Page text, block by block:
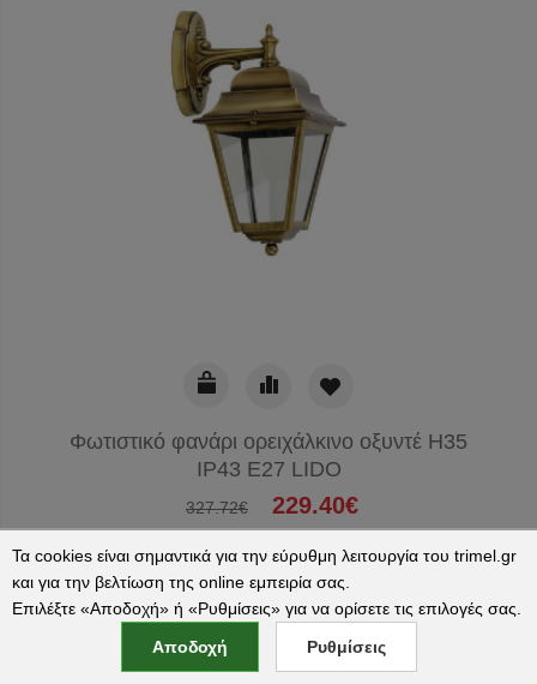
Φωτιστικό φανάρι ορειχάλκινο οξυντέ H35
IP43 E27 LIDO
327.72€ 229.40€
ΠΑΡΑΔΟΣΗ 4-10 ΜΕΡΕΣ
Τα cookies είναι σημαντικά για την εύρυθμη λειτουργία του trimel.gr
και για την βελτίωση της online εμπειρία σας.
Επιλέξτε «Αποδοχή» ή «Ρυθμίσεις» για να ορίσετε τις επιλογές σας.
Αποδοχή
Ρυθμίσεις